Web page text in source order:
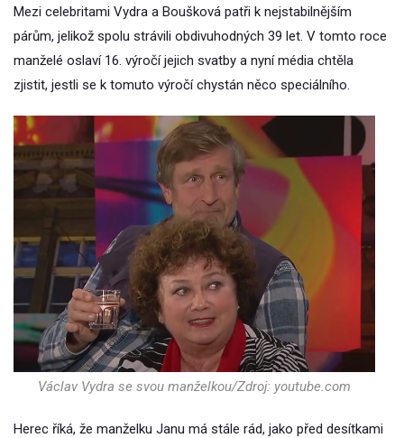
Mezi celebritami Vydra a Boušková patři k nejstabilnějším
párům, jelikož spolu strávili obdivuhodných 39 let. V tomto roce
manželé oslaví 16. výročí jejich svatby a nyní média chtěla
zjistit, jestli se k tomuto výročí chystán něco speciálního.
Václav Vydra se svou manželkou/Zdroj: youtube.com
Herec říká, že manželku Janu má stále rád, jako před desítkami